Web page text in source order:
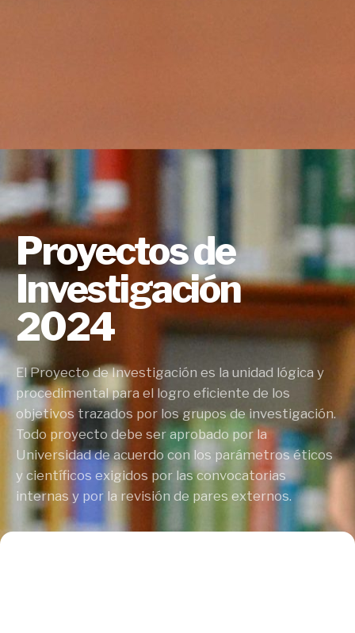
Proyectos de
Investigación
2024
El Proyecto de Investigación es la unidad lógica y
procedimental para el logro eficiente de los
objetivos trazados por los grupos de investigación.
Todo proyecto debe ser aprobado por la
Universidad de acuerdo con los parámetros éticos
y científicos exigidos por las convocatorias
internas y por la revisión de pares externos.